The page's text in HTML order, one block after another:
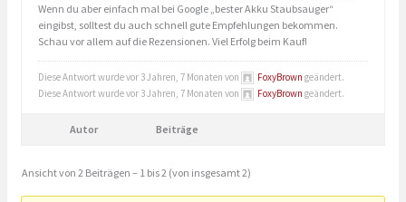
Wenn du aber einfach mal bei Google „bester Akku Staubsauger“
eingibst, solltest du auch schnell gute Empfehlungen bekommen.
Schau vor allem auf die Rezensionen. Viel Erfolg beim Kauf!
Diese Antwort wurde vor 3 Jahren, 7 Monaten von FoxyBrown geändert.
Diese Antwort wurde vor 3 Jahren, 7 Monaten von
FoxyBrown geändert.
Autor Beiträge
Ansicht von 2 Beiträgen – 1 bis 2 (von insgesamt 2)